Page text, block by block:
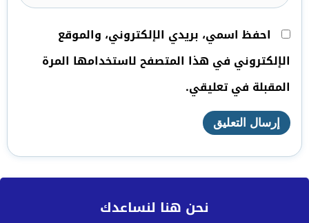
احفظ اسمي، بريدي الإلكتروني، والموقع
الإلكتروني في هذا المتصفح لاستخدامها المرة
المقبلة في تعليقي.
نحن هنا لنساعدك